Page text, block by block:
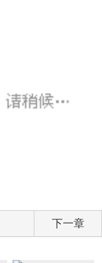
下一章